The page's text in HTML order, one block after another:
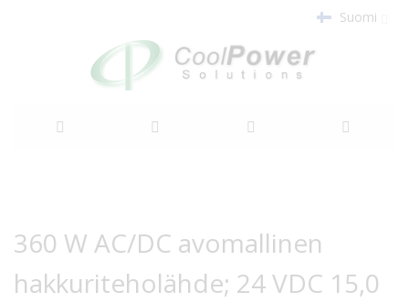
Suomi
loppuun
alkuun
360 W AC/DC avomallinen
hakkuriteholähde; 24 VDC 15,0